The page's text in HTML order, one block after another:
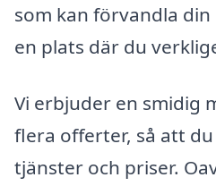
som kan förvandla
en plats där du
Vi erbjuder en smidig
flera offerter, så att
tjänster och priser.